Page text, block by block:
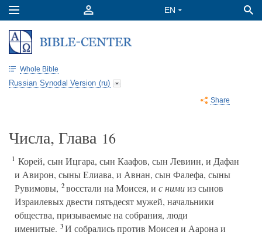
Whole Bible
Russian Synodal Version (ru)
Share
Числа, Глава 16
1 Корей, сын Ицгара, сын Каафов, сын Левиин, и Дафан
и Авирон, сыны Елиава, и Авнан, сын Фалефа, сыны
Рувимовы, 2восстали на Моисея, и с нимииз сынов
Израилевых двести пятьдесят мужей, начальники
общества, призываемые на собрания, люди
именитые. 3И собрались против Моисея и Аарона и